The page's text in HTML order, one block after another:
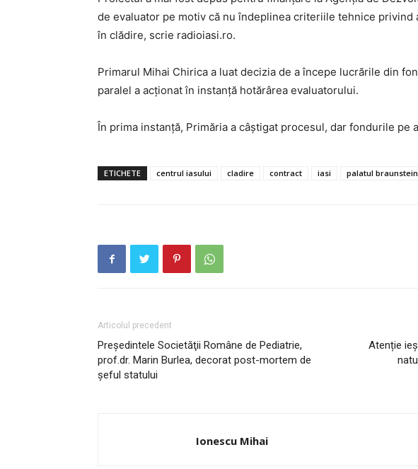
de evaluator pe motiv că nu îndeplinea criteriile tehnice
în clădire, scrie radioiasi.ro.
Primarul Mihai Chirica a luat decizia de a începe lucrările din
paralel a acţionat în instanţă hotărârea evaluatorului.
În prima instanţă, Primăria a câştigat procesul, dar fondurile pe
ETICHETE centrul iasului cladire contract iasi palatul braunstein
Articolul precedent
Preşedintele Societăţii Române de Pediatrie,
prof.dr. Marin Burlea, decorat post-mortem de
şeful statului
Atenție
Ionescu Mihai